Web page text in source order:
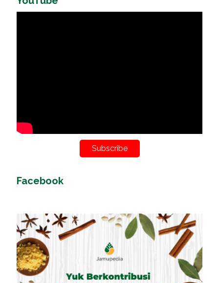
Subscribe
Facebook